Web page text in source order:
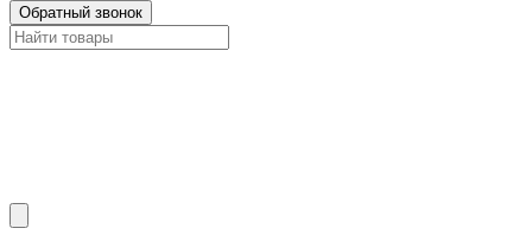
Обратный звонок